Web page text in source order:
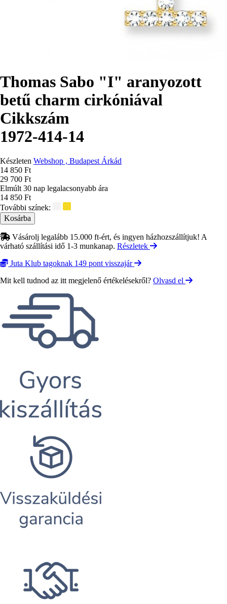
Thomas Sabo "I" aranyozott
betű charm cirkóniával
Cikkszám
1972-414-14
Készleten Webshop , Budapest Árkád
Ár
14 850 Ft
29 700 Ft
Elmúlt 30 nap legalacsonyabb ára
14 850 Ft
További színek:
Vásárolj legalább 15.000 ft-ért, és ingyen házhozszállítjuk! A
várható szállítási idő 1-3 munkanap. Részletek
Juta Klub tagoknak 149 pont visszajár
Mit kell tudnod az itt megjelenő értékelésekről? Olvasd el